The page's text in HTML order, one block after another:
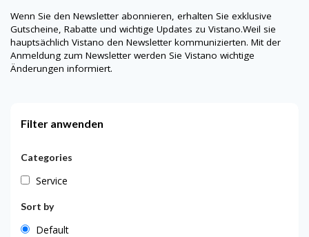
Wenn Sie den Newsletter abonnieren, erhalten Sie exklusive
Gutscheine, Rabatte und wichtige Updates zu Vistano.Weil sie
hauptsächlich Vistano den Newsletter kommunizierten. Mit der
Anmeldung zum Newsletter werden Sie Vistano wichtige
Änderungen informiert.
Filter anwenden
Categories
Service
Sort by
Default